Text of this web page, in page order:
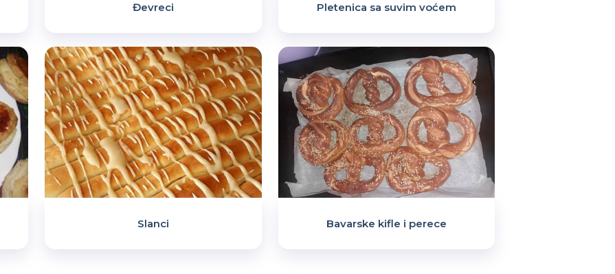
Đevreci Pletenica sa suvim voćem
Slanci Bavarske kifle i perece